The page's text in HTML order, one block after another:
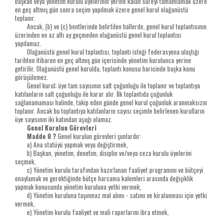
en geç altmış gün sonra seçim yapılmak üzere genel kurul olağanüstü
toplanır.
Ancak, (b) ve (c) bentlerinde belirtilen hallerde, genel kurul toplantısının
üzerinden en az altı ay geçmeden olağanüstü genel kurul toplantısı
yapılamaz.
Olağanüstü genel kurul toplantısı, toplantı isteği federasyona ulaştığı
tarihten itibaren en geç altmış gün içerisinde yönetim kurulunca yerine
getirilir. Olağanüstü genel kurulda, toplantı konusu haricinde başka konu
görüşülemez.
Genel kurul; üye tam sayısının salt çoğunluğu ile toplanır ve toplantıya
katılanların salt çoğunluğu ile karar alır. İlk toplantıda çoğunluk
sağlanamaması halinde, takip eden günde genel kurul çoğunluk aranmaksızın
toplanır. Ancak bu toplantıya katılanların sayısı seçimle belirlenen kurulların
üye sayısının iki katından aşağı olamaz.
Genel Kurulun Görevleri
Madde 8 ? Genel kurulun görevleri şunlardır:
a) Ana statüyü yapmak veya değiştirmek,
b) Başkan, yönetim, denetim, disiplin ve/veya ceza kurulu üyelerini
seçmek,
c) Yönetim kurulu tarafından hazırlanan faaliyet programını ve bütçeyi
onaylamak ve gerektiğinde bütçe harcama kalemleri arasında değişiklik
yapmak konusunda yönetim kuruluna yetki vermek,
d) Yönetim kuruluna taşınmaz mal alımı - satımı ve kiralanması için yetki
vermek,
e) Yönetim kurulu faaliyet ve mali raporlarını ibra etmek,